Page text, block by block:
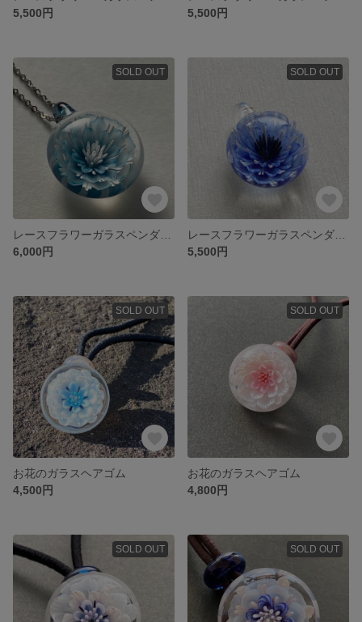
5,500円
5,500円
SOLD OUT
6,000円
SOLD OUT
5,500円
SOLD OUT
お花のガラスヘアゴム
4,500円
SOLD OUT
お花のガラスヘアゴム
4,800円
SOLD OUT SOLD OUT